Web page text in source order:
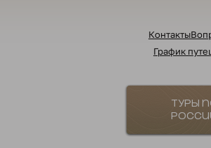
Контакты
График
Туры